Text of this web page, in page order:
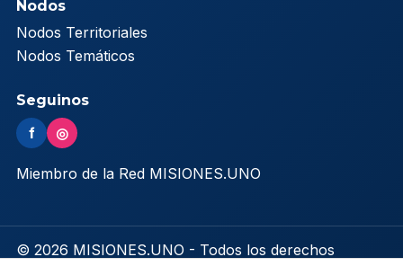
Nodos
Nodos Territoriales
Nodos Temáticos
Seguinos
f ◎
Miembro de la Red MISIONES.UNO
© 2026 MISIONES.UNO - Todos los derechos